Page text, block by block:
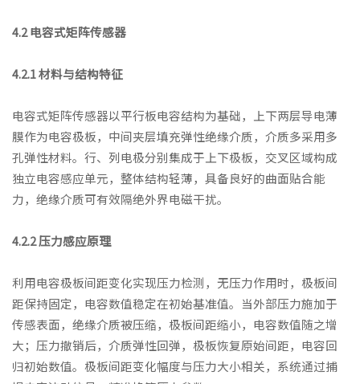
4.2 电容式矩阵传感器
4.2.1 材料与结构特征
电容式矩阵传感器以平行板电容结构为基础，上下两层导电薄
膜作为电容极板，中间夹层填充弹性绝缘介质，介质多采用多
孔弹性材料。行、列电极分别集成于上下极板，交叉区域构成
独立电容感应单元，整体结构轻薄，具备良好的曲面贴合能
力，绝缘介质可有效隔绝外界电磁干扰。
4.2.2 压力感应原理
利用电容极板间距变化实现压力检测，无压力作用时，极板间
距保持固定，电容数值稳定在初始基准值。当外部压力施加于
传感表面，绝缘介质被压缩，极板间距缩小，电容数值随之增
大；压力撤销后，介质弹性回弹，极板恢复原始间距，电容回
归初始数值。极板间距变化幅度与压力大小相关，系统通过捕